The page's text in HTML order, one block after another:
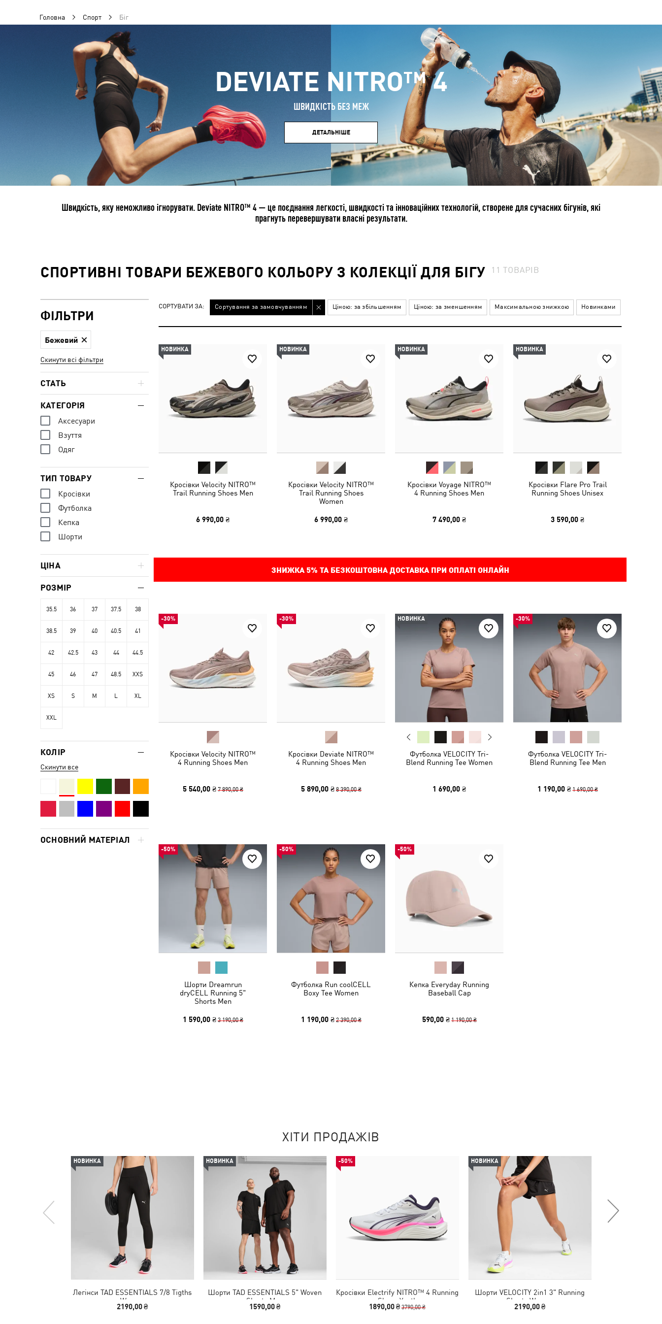
Головна Спорт Біг
DEVIATE NITRO™ 4
ШВИДКІСТЬ БЕЗ МЕЖ
ДЕТАЛЬНІШЕ
Швидкість, яку неможливо ігнорувати. Deviate NITRO™ 4 — це поєднання легкості, швидкості та інноваційних технологій, створене для сучасних бігунів, які
прагнуть перевершувати власні результати.
СПОРТИВНІ ТОВАРИ БЕЖЕВОГО КОЛЬОРУ З КОЛЕКЦІЇ ДЛЯ БІГУ 11ТОВАРІВ
СОРТУВАТИ ЗА: Сортування за замовчуванням Ціною: за збільшенням Ціною: за зменшенням Максимальною знижкою Новинками
НОВИНКА
Кросівки Velocity NITRO™
Trail Running Shoes Men
6 990,00 ₴
НОВИНКА
Кросівки Velocity NITRO™
Trail Running Shoes
Women
6 990,00 ₴
НОВИНКА
Кросівки Voyage NITRO™
4 Running Shoes Men
7 490,00 ₴
НОВИНКА
Кросівки Flare Pro Trail
Running Shoes Unisex
3 590,00 ₴
ЗНИЖКА 5% ТА БЕЗКОШТОВНА ДОСТАВКА ПРИ ОПЛАТІ ОНЛАЙН
-30%
Кросівки Velocity NITRO™
4 Running Shoes Men
5 540,00 ₴ 7 890,00 ₴
-30%
Кросівки Deviate NITRO™
4 Running Shoes Men
5 890,00 ₴ 8 390,00 ₴
НОВИНКА
Футболка VELOCITY Tri-
Blend Running Tee Women
1 690,00 ₴
-30%
Футболка VELOCITY Tri-
Blend Running Tee Men
1 190,00 ₴ 1 690,00 ₴
-50%
Шорти Dreamrun
dryCELL Running 5"
Shorts Men
1 590,00 ₴ 3 190,00 ₴
-50%
Футболка Run coolCELL
Boxy Tee Women
1 190,00 ₴ 2 390,00 ₴
-50%
Кепка Everyday Running
Baseball Cap
590,00 ₴ 1 190,00 ₴
ФІЛЬТРИ
Бежевий
Скинути всі фільтри
СТАТЬ
КАТЕГОРІЯ
Аксесуари
Взуття
Одяг
ТИП ТОВАРУ
Кросівки
Футболка
Кепка
Шорти
ЦІНА
РОЗМІР
35.5 36 37 37.5 38
38.5 39 40 40.5 41
42 42.5 43 44 44.5
45 46 47 48.5 XXS
XS S M L XL
XXL
КОЛІР
Скинути все
ОСНОВНИЙ МАТЕРІАЛ
ХІТИ ПРОДАЖІВ
НОВИНКА
Легінси TAD ESSENTIALS 7/8 Tigths
Women
2190,00 ₴
НОВИНКА
Шорти TAD ESSENTIALS 5" Woven
Shorts Men
1590,00 ₴
-50%
Кросівки Electrify NITRO™ 4 Running
Shoes Youth
1890,00 ₴3790,00 ₴
НОВИНКА
Шорти VELOCITY 2in1 3" Running
Shorts Women
2190,00 ₴